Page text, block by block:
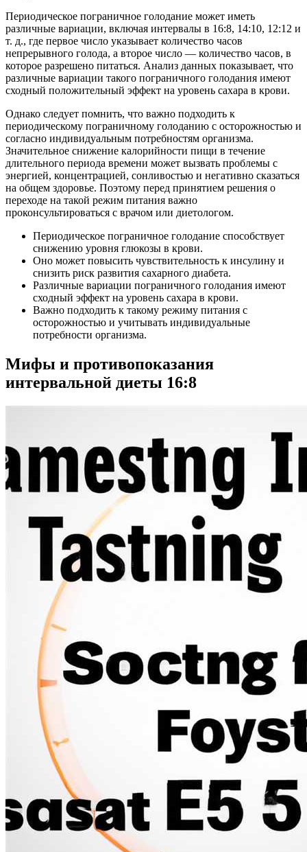
Периодическое пограничное голодание может иметь
различные вариации, включая интервалы в 16:8, 14:10, 12:12 и
т. д., где первое число указывает количество часов
непрерывного голода, а второе число — количество часов, в
которое разрешено питаться. Анализ данных показывает, что
различные вариации такого пограничного голодания имеют
сходный положительный эффект на уровень сахара в крови.
Однако следует помнить, что важно подходить к
периодическому пограничному голоданию с осторожностью и
согласно индивидуальным потребностям организма.
Значительное снижение калорийности пищи в течение
длительного периода времени может вызвать проблемы с
энергией, концентрацией, сонливостью и негативно сказаться
на общем здоровье. Поэтому перед принятием решения о
переходе на такой режим питания важно
проконсультироваться с врачом или диетологом.
Периодическое пограничное голодание способствует
снижению уровня глюкозы в крови.
Оно может повысить чувствительность к инсулину и
снизить риск развития сахарного диабета.
Различные вариации пограничного голодания имеют
сходный эффект на уровень сахара в крови.
Важно подходить к такому режиму питания с
осторожностью и учитывать индивидуальные
потребности организма.
Мифы и противопоказания
интервальной диеты 16:8